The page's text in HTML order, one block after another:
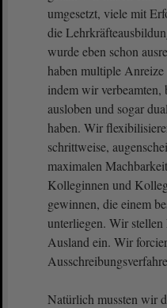
umgesetzt, viele mit
die
wurde eben schon
haben multiple
indem wir verbeamten,
ausloben und sogar
haben. Wir
schrittweise,
maximalen
Kolleginnen und
gewinnen, die einem
unterliegen. Wir
Ausland ein. Wir
Natürlich mussten wir